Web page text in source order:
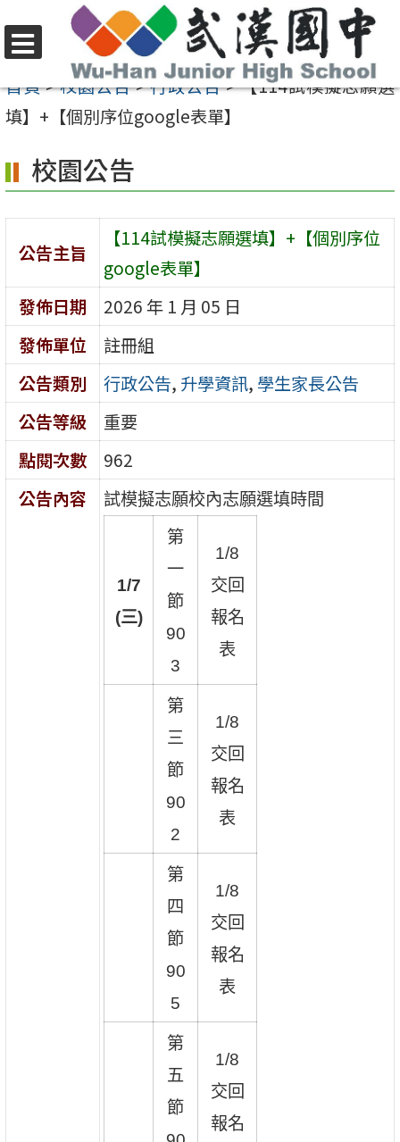
至
要
容
區
選
單
首頁>校園公告>行政公告>【114試模擬志願選
填】+【個別序位google表單】
校園公告
公告主旨
【114試模擬志願選填】+【個別序位
google表單】
發佈日期
2026 年 1 月 05 日
發佈單位
註冊組
公告類別
行政公告, 升學資訊, 學生家長公告
公告等級
重要
點閱次數
962
公告內容
試模擬志願校內志願選填時間
1/7
(三)
第
一
節
90
3
1/8
交回
報名
表
第
三
節
90
2
1/8
交回
報名
表
第
四
節
90
5
1/8
交回
報名
表
第
五
節
1/8
交回
報名